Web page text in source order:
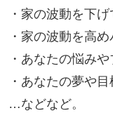
・家の波動を下
・家の波動を高
・あなたの悩み
・あなたの夢や
…などなど。